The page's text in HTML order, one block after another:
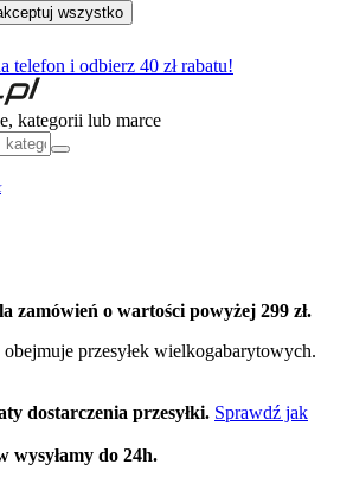
wszystko
telefon i odbierz 40 zł rabatu!
kategorii lub marce
zamówień o wartości powyżej 299 zł.
przesyłek wielkogabarytowych.
dostarczenia przesyłki. Sprawdź jak
wysyłamy do 24h.